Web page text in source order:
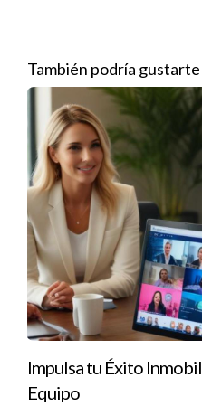
especializa en propiedades
enfoca en residencias
atender una amplia gama de
han implementado un
que les ayuda a mantener a
transacción.
Caso 2: La Alianza ABC
La Alianza ABC es otro
comenzó como un grupo
rápidamente debido a su
tareas administrativas y
concentrarse más en lo que
También podría gustarte
Impulsa tu Éxito
Equipo